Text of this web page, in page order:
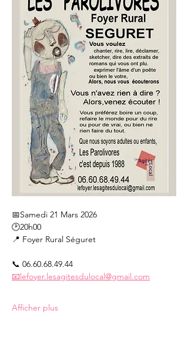
📅Samedi 21 Mars 2026
🕑20h00
📍 Foyer Rural Séguret
📞 06.60.68.49.44
📧lefoyer.lesagitesdulocal@gmail.com
Afficher plus